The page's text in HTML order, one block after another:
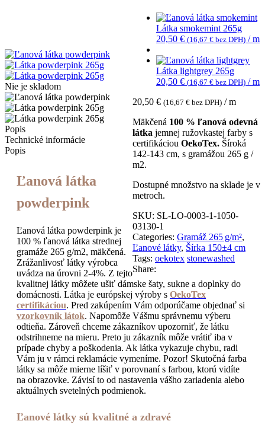
Nie je skladom
Látka smokemint 265g
20,50 € (16,67 € bez DPH) / m
Látka lightgrey 265g
20,50 € (16,67 € bez DPH) / m
20,50 € (16,67 € bez DPH) / m
Mäkčená 100 % ľanová odevná
látka jemnej ružovkastej farby s
certifikáciou OekoTex. Šíroká
142-143 cm, s gramážou 265 g /
m2.
Dostupné množstvo na sklade je v
metroch.
SKU: SL-LO-0003-1-1050-
03130-1
Categories: Gramáž 265 g/m²,
Ľanové látky, Šírka 150±4 cm
Tags: oekotex stonewashed
Share:
Popis
Technické informácie
Popis
Ľanová látka
powderpink
Ľanová látka powderpink je
100 % ľanová látka strednej
gramáže 265 g/m2, mäkčená.
Zrážanlivosť látky výrobca
uvádza na úrovni 2-4%. Z tejto
kvalitnej látky môžete ušiť dámske šaty, sukne a doplnky do
domácnosti. Látka je európskej výroby s OekoTex
certifikáciou. Pred zakúpením Vám odporúčame objednať si
vzorkovník látok. Napomôže Vášmu správnemu výberu
odtieňa. Zároveň chceme zákazníkov upozorniť, že látku
odstrihneme na mieru. Preto ju zákazník môže vrátiť iba v
prípade chyby a poškodenia. Ak látka vykazuje chybu, radi
Vám ju v rámci reklamácie vymeníme. Pozor! Skutočná farba
látky sa môže mierne líšiť v porovnaní s farbou, ktorú vidíte
na obrazovke. Závisí to od nastavenia vášho zariadenia alebo
aktuálnych svetelných podmienok.
Ľanové látky sú kvalitné a zdravé